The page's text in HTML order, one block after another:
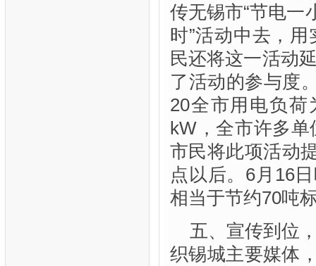
传无锡市“节电一
时”活动中去，
民还将这一活动
了活动的参与度
20全市用电负荷
kW，全市许多
市民将此项活动
点以后。 6月16日
相当于节约70吨
五、宣传到位
织锡城主要媒体